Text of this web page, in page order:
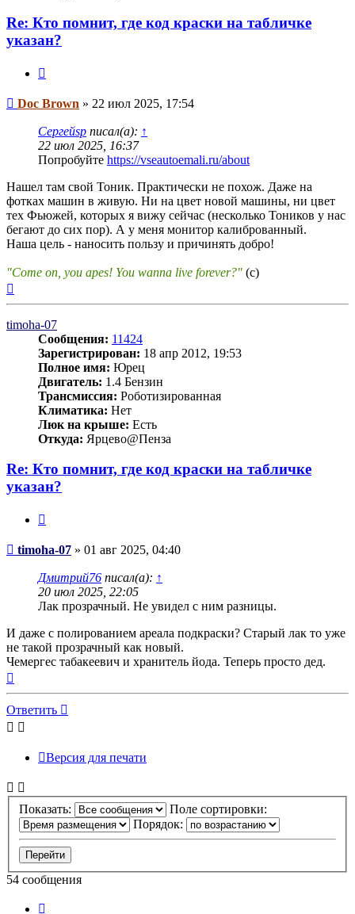
Re: Кто помнит, где код краски на табличке
указан?
Сообщение
Doc Brown » 22 июл 2025, 17:54
Сергейsp писал(а): ↑
22 июл 2025, 16:37
Попробуйте https://vseautoemali.ru/about
Нашел там свой Тоник. Практически не похож. Даже на
фотках машин в живую. Ни на цвет новой машины, ни цвет
тех Фьюжей, которых я вижу сейчас (несколько Тоников у нас
бегают до сих пор). А у меня монитор калиброванный.
Наша цель - наносить пользу и причинять добро!
"Come on, you apes! You wanna live forever?" (c)
timoha-07
Сообщения: 11424
Зарегистрирован: 18 апр 2012, 19:53
Полное имя: Юрец
Двигатель: 1.4 Бензин
Трансмиссия: Роботизированная
Климатика: Нет
Люк на крыше: Есть
Откуда: Ярцево@Пенза
Re: Кто помнит, где код краски на табличке
указан?
Сообщение
timoha-07 » 01 авг 2025, 04:40
Дмитрий76 писал(а): ↑
20 июл 2025, 22:05
Лак прозрачный. Не увидел с ним разницы.
И даже с полированием ареала подкраски? Старый лак то уже
не такой прозрачный как новый.
Чемергес табакеевич и хранитель йода. Теперь просто дед.
началу
Ответить
Версия для печати
Показать:
Поле сортировки:
Порядок:
54 сообщения